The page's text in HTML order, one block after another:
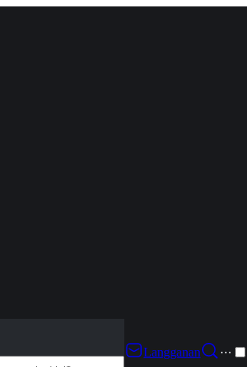
Langganan
···